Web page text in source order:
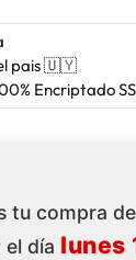
pais 🇺🇾
Encriptado
tu compra
el día lunes